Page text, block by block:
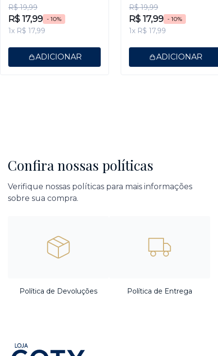
R$ 19,99
R$ 17,99 - 10%
1x R$ 17,99
ADICIONAR
R$ 19,99
R$ 17,99 - 10%
1x R$ 17,99
ADICIONAR
Confira nossas políticas
Verifique nossas políticas para mais informações
sobre sua compra.
Política de Devoluções Política de Entrega